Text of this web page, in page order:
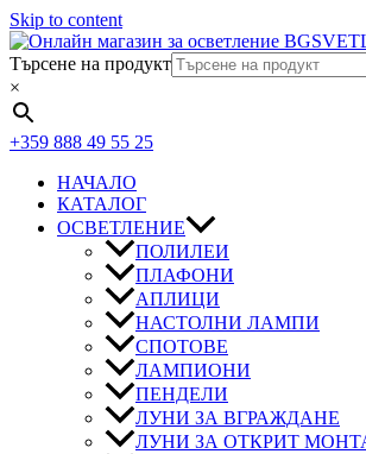
Skip to content
Търсене на продукт
×
+359 888 49 55 25
НАЧАЛО
КАТАЛОГ
ОСВЕТЛЕНИЕ
ПОЛИЛЕИ
ПЛАФОНИ
АПЛИЦИ
НАСТОЛНИ ЛАМПИ
СПОТОВЕ
ЛАМПИОНИ
ПЕНДЕЛИ
ЛУНИ ЗА ВГРАЖДАНЕ
ЛУНИ ЗА ОТКРИТ